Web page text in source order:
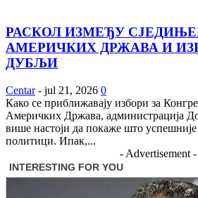
РАСКОЛ ИЗМЕЂУ
АМЕРИЧКИХ ДРЖАВА И
ДУБЉИ
Centar - jul 21, 2026 0
Како се приближавају избори за
Америчких Држава, администрација
више настоји да покаже што успешније
политици. Ипак,...
- Advertisement -